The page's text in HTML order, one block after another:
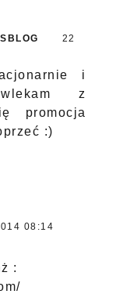
22
i
z
promocja
:)
08:14
: